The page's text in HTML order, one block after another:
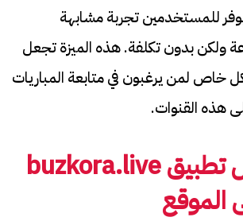
للمستخدمين تجربة مشابهة
ولكن بدون تكلفة. هذه الميزة تجعل
خاص لمن يرغبون في متابعة المباريات
هذه القنوات.
كيفية تحميل تطبيق buzkora.live
الموقع